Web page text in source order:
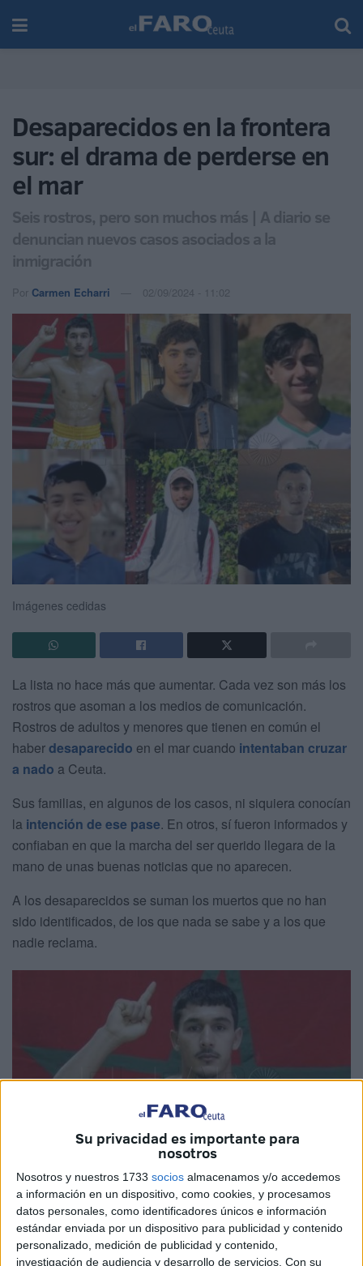
Su privacidad es importante para
nosotros
Nosotros y nuestros 1733 socios almacenamos y/o accedemos
a información en un dispositivo, como cookies, y procesamos
datos personales, como identificadores únicos e información
estándar enviada por un dispositivo para publicidad y contenido
personalizado, medición de publicidad y contenido,
investigación de audiencia y desarrollo de servicios. Con su
Desaparecidos en la frontera
sur: el drama de perderse en
el mar
Seis rostros, pero son muchos más | A diario se
denuncian nuevos casos asociados a la
inmigración
Por Carmen Echarri 02/09/2024 - 11:02
Imágenes cedidas
La lista no hace más que aumentar. Cada vez son más los
rostros que asoman a los medios de comunicación.
Rostros de adultos y menores que tienen en común el
haberdesaparecido en el mar cuando intentaban cruzar
a nado a Ceuta.
Sus familias, en algunos de los casos, ni siquiera conocían
la intención de ese pase. En otros, sí fueron informados y
confiaban en que la marcha del ser querido llegara de la
mano de unas buenas noticias que no aparecen.
A los desaparecidos se suman los muertos que no han
sido identificados, de los que nada se sabe y a los que
nadie reclama.
Az Arab, entrenador de boxeo